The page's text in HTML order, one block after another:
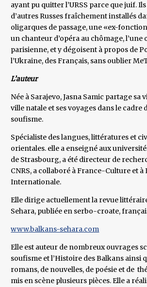
ayant pu quitter l’URSS parce que juif.
d’autres Russes fraîchement installés
oligarques de passage, une «ex-
un chanteur d’opéra au chômage, l’une
parisienne, et y dégoisent à propos de
l’Ukraine, des Français, sans oublier
L’auteur
Née à Sarajevo, Jasna Samic partage sa
ville natale et ses voyages dans le cadre
soufisme.
Spécialiste des langues, littératures et
orientales. elle a enseigné aux
de Strasbourg, a été directeur de
CNRS, a collaboré à France-Culture et
Internationale.
Elle dirige actuellement la revue
Sehara, publiée en serbo-croate,
www.balkans-sehara.com
Elle est auteur de nombreux ouvrages
soufisme et l’Histoire des Balkans ainsi
romans, de nouvelles, de poésie et de
mis en scène plusieurs pièces. Elle a